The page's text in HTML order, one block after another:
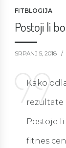
FITBLOGIJA
Postoji li
SRPANJ 5, 2018
Kako
rezultate
Postoje li
fitnes